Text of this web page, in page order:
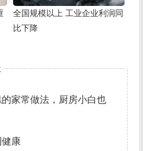
全国规模以上 工业企业利润同
比下降
家常做法，厨房小白也
康